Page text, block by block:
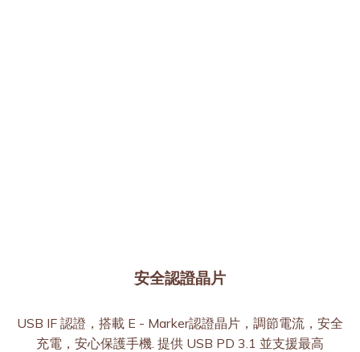
安全認證晶片
USB IF 認證，搭載 E - Marker認證晶片，調節電流，安全
充電，安心保護手機. 提供 USB PD 3.1 並支援最高